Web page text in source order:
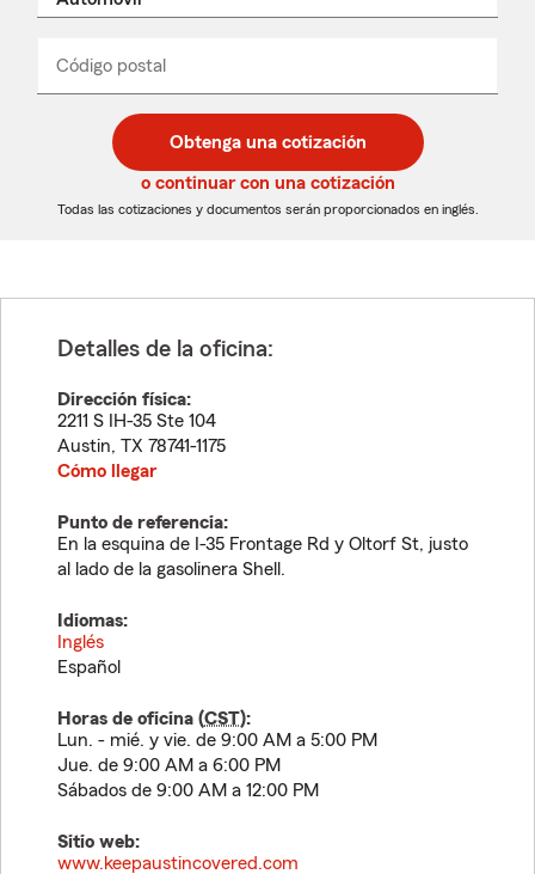
desplegable
Código postal
de
5
dígitos
de
5
dígitos
_____
Obtenga una cotización
o continuar con una cotización
Todas las cotizaciones y documentos serán proporcionados en inglés.
Detalles de la oficina:
Dirección física:
2211 S IH-35 Ste 104
Austin, TX 78741-1175
Cómo llegar
Punto de referencia:
En la esquina de I-35 Frontage Rd y Oltorf St, justo
al lado de la gasolinera Shell.
Idiomas:
Inglés
Español
Horas de oficina (CST):
Lun. - mié. y vie. de 9:00 AM a 5:00 PM
Jue. de 9:00 AM a 6:00 PM
Sábados de 9:00 AM a 12:00 PM
Sitio web:
www.keepaustincovered.com